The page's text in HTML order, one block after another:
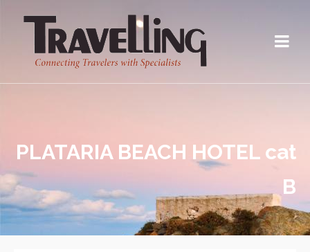
PLATARIA BEACH HOTEL cat
B